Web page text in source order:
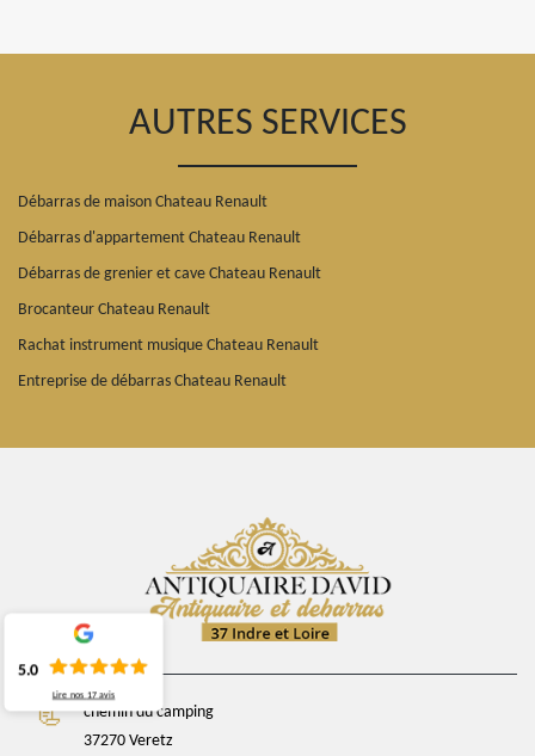
AUTRES SERVICES
Débarras de maison Chateau Renault
Débarras d'appartement Chateau Renault
Débarras de grenier et cave Chateau Renault
Brocanteur Chateau Renault
Rachat instrument musique Chateau Renault
Entreprise de débarras Chateau Renault
chemin du camping
37270 Veretz
5.0
Lire nos 17 avis